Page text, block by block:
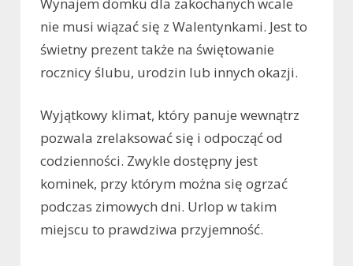
nie musi wiązać się z Walentynkami. Jest to
świetny prezent także na świętowanie
rocznicy ślubu, urodzin lub innych okazji.
Wyjątkowy klimat, który panuje wewnątrz
pozwala zrelaksować się i odpocząć od
codzienności. Zwykle dostępny jest
kominek, przy którym można się ogrzać
podczas zimowych dni. Urlop w takim
miejscu to prawdziwa przyjemność.